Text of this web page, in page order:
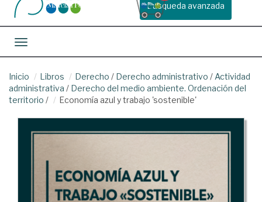
Busqueda avanzada
Toggle navigation
Inicio Libros Derecho / Derecho administrativo / Actividad
administrativa / Derecho del medio ambiente. Ordenación del
territorio / Economía azul y trabajo 'sostenible'